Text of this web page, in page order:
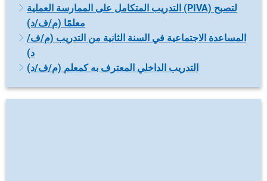
التدريب المتكامل على الممارسة العملية (PIVA) لتصبح
معلمًا (م/ف/د)
المساعدة الاجتماعية في السنة الثانية من التدريب (م/ف/
د)
التدريب الداخلي المعترف به كمعلم (م/ف/د)